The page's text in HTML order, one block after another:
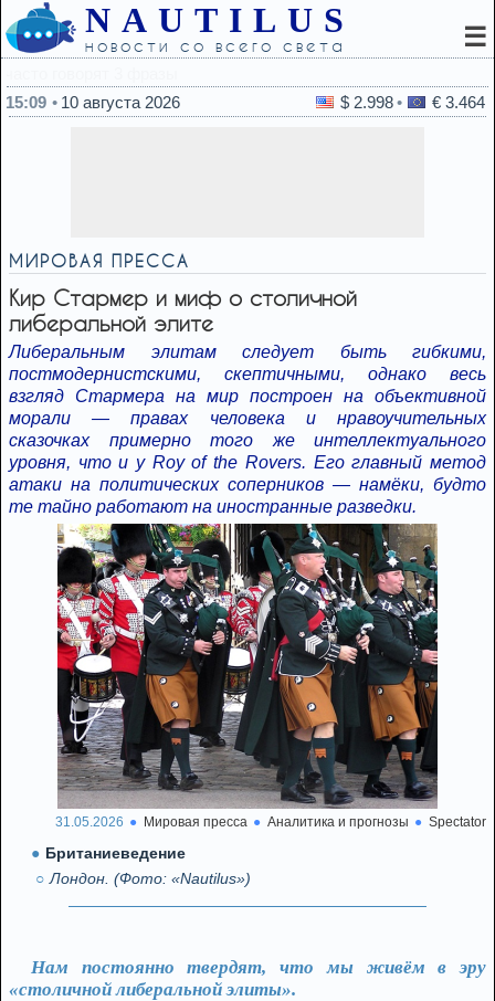
NAUTILUS
новости со всего света ☰
15:09
10 августа 2026 $ 2.998 € 3.464
МИРОВАЯ ПРЕССА
Кир Стармер и миф о столичной
либеральной элите
Либеральным элитам следует быть гибкими,
постмодернистскими, скептичными, однако весь
взгляд Стармера на мир построен на объективной
морали — правах человека и нравоучительных
сказочках примерно того же интеллектуального
уровня, что и у Roy of the Rovers. Его главный метод
атаки на политических соперников — намёки, будто
те тайно работают на иностранные разведки.
31.05.2026 Мировая пресса Аналитика и прогнозы Spectator
Британиеведение
Лондон. (Фото: «Nautilus»)
Нам постоянно твердят, что мы живём в эру
«столичной либеральной элиты».